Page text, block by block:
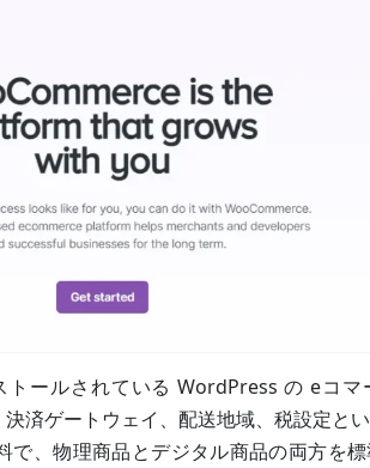
トールされている WordPress の eコマ
済ゲートウェイ、配送地域、税設定と
で、物理商品とデジタル商品の両方を